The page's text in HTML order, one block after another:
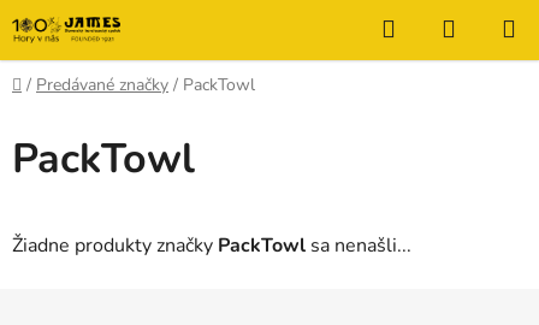
Prejsť
na
obsah
Hľadať
KOŠÍK
Domov
/ Predávané značky / PackTowl
PackTowl
Žiadne produkty značky PackTowl sa nenašli...